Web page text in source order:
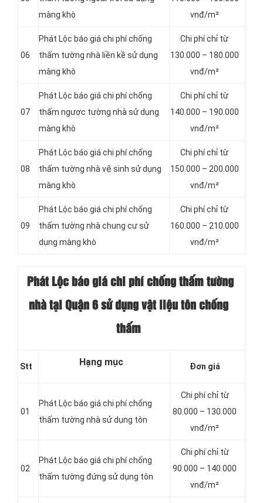
màng khò
vnđ/m²
06
Phát Lộc báo giá chi phí chống
thấm tường nhà liền kề sử dụng
màng khò
Chi phí chỉ từ
130.000 – 180.000
vnđ/m²
07
Phát Lộc báo giá chi phí chống
thấm ngược tường nhà sử dụng
màng khò
Chi phí chỉ từ
140.000 – 190.000
vnđ/m²
08
Phát Lộc báo giá chi phí chống
thấm tường nhà vệ sinh sử dụng
màng khò
Chi phí chỉ từ
150.000 – 200.000
vnđ/m²
09
Phát Lộc báo giá chi phí chống
thấm tường nhà chung cư sử
dụng màng khò
Chi phí chỉ từ
160.000 – 210.000
vnđ/m²
Phát Lộc báo giá chi phí chống thấmtường
nhà tại Quận 6 sử dụng vật liệu tôn chống
thấm
Stt Hạng mục Đơn giá
01
Phát Lộc báo giá chi phí chống
thấm tường nhà sử dụng tôn
Chi phí chỉ từ
80.000 – 130.000
vnđ/m²
02
Phát Lộc báo giá chi phí chống
thấm tường đứng sử dụng tôn
Chi phí chỉ từ
90.000 – 140.000
vnđ/m²